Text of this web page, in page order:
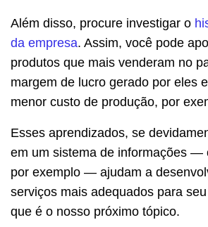
Além disso, procure investigar o
da empresa. Assim, você pode
produtos que mais venderam no
margem de lucro gerado por eles
menor custo de produção, por
Esses aprendizados, se
em um sistema de informações —
por exemplo — ajudam a
serviços mais adequados para
que é o nosso próximo tópico.